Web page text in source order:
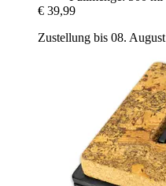
€ 39,99
Zustellung bis 08. August